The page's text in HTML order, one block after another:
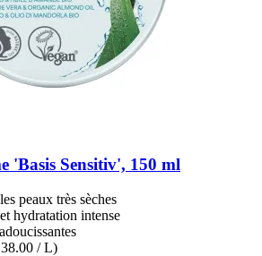
'Basis Sensitiv', 150 ml
peaux très sèches
hydratation intense
/ L)